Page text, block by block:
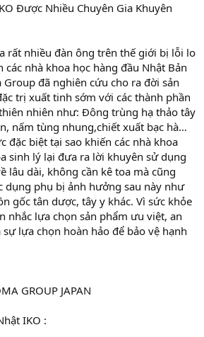
Được Nhiều Chuyên Gia Khuyên
rất nhiều đàn ông trên thế giới bị lỗi lo
nhà khoa học hàng đầu Nhật Bản
Group đã nghiên cứu cho ra đời sản
trị xuất tinh sớm với các thành phần
nhiên như: Đông trùng hạ thảo tây
nấm tùng nhung,chiết xuất bạc hà…
đặc biệt tại sao khiến các nhà khoa
sinh lý lại đưa ra lời khuyên sử dụng
lâu dài, không cần kê toa mà cũng
dụng phụ bị ảnh hưởng sau này như
gốc tân dược, tây y khác. Vì sức khỏe
nhắc lựa chọn sản phẩm ưu việt, an
lựa chọn hoàn hảo để bảo vệ hạnh
GROUP JAPAN
IKO :